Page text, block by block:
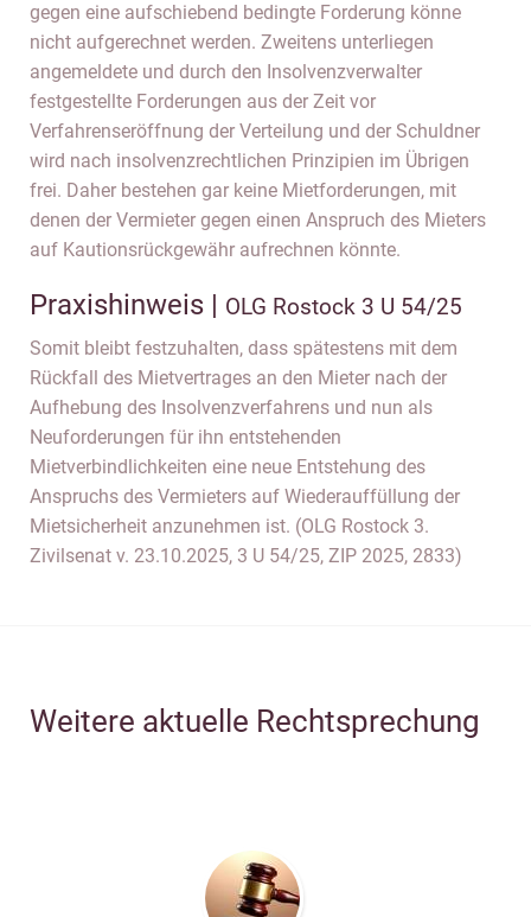
gegen eine aufschiebend bedingte Forderung könne
nicht aufgerechnet werden. Zweitens unterliegen
angemeldete und durch den Insolvenzverwalter
festgestellte Forderungen aus der Zeit vor
Verfahrenseröffnung der Verteilung und der Schuldner
wird nach insolvenzrechtlichen Prinzipien im Übrigen
frei. Daher bestehen gar keine Mietforderungen, mit
denen der Vermieter gegen einen Anspruch des Mieters
auf Kautionsrückgewähr aufrechnen könnte.
Praxishinweis | OLG Rostock 3 U 54/25
Somit bleibt festzuhalten, dass spätestens mit dem
Rückfall des Mietvertrages an den Mieter nach der
Aufhebung des Insolvenzverfahrens und nun als
Neuforderungen für ihn entstehenden
Mietverbindlichkeiten eine neue Entstehung des
Anspruchs des Vermieters auf Wiederauffüllung der
Mietsicherheit anzunehmen ist. (OLG Rostock 3.
Zivilsenat v. 23.10.2025, 3 U 54/25, ZIP 2025, 2833)
Weitere aktuelle Rechtsprechung